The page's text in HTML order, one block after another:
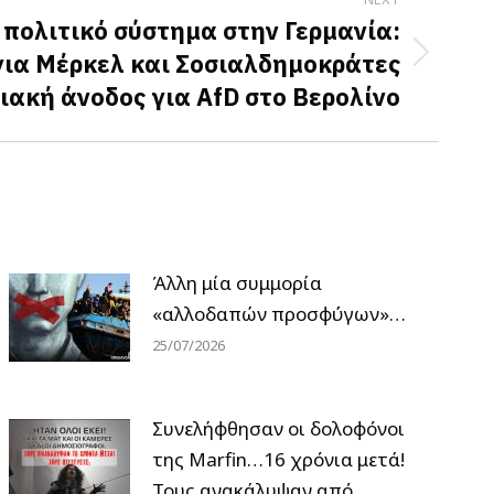
σύστημα στην Γερμανία:
Μέρκελ και Σοσιαλδημοκράτες
άνοδος για AfD στο Βερολίνο
Άλλη μία συμμορία
«αλλοδαπών προσφύγων»…
25/07/2026
Συνελήφθησαν οι δολοφόνοι
της Marfin…16 χρόνια μετά!